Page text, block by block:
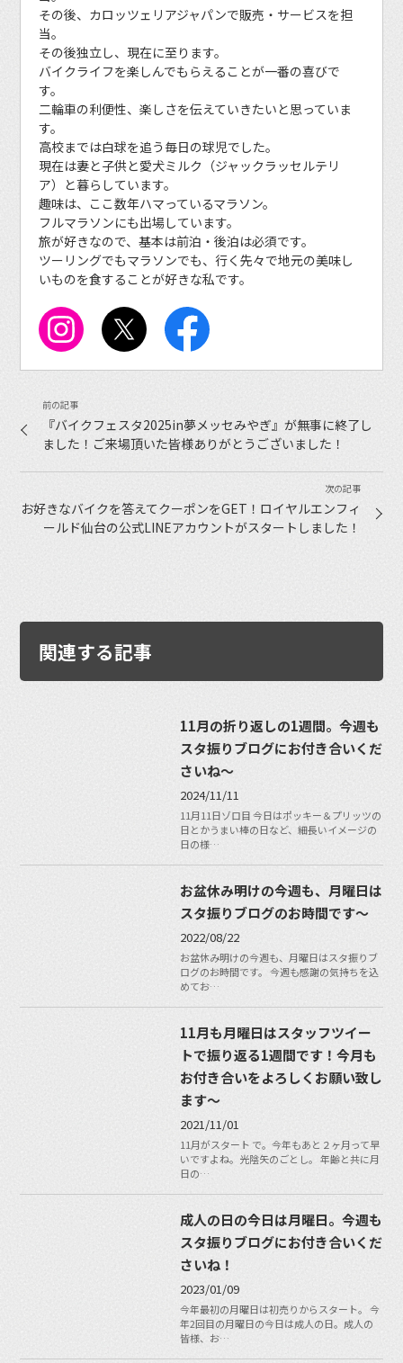
その後、カロッツェリアジャパンで販売・サービスを担
当。
その後独立し、現在に至ります。
バイクライフを楽しんでもらえることが一番の喜びで
す。
二輪車の利便性、楽しさを伝えていきたいと思っていま
す。
高校までは白球を追う毎日の球児でした。
現在は妻と子供と愛犬ミルク（ジャックラッセルテリ
ア）と暮らしています。
趣味は、ここ数年ハマっているマラソン。
フルマラソンにも出場しています。
旅が好きなので、基本は前泊・後泊は必須です。
ツーリングでもマラソンでも、行く先々で地元の美味し
いものを食することが好きな私です。
『バイクフェスタ2025in夢メッセみやぎ』が無事に終了し
ました！ご来場頂いた皆様ありがとうございました！
お好きなバイクを答えてクーポンをGET！ロイヤルエンフィ
ールド仙台の公式LINEアカウントがスタートしました！
関連する記事
11月の折り返しの1週間。今週も
スタ振りブログにお付き合いくだ
さいね〜
2024/11/11
11月11日ゾロ目 今日はポッキー＆プリッツの
日とかうまい棒の日など、細長いイメージの
日の様…
お盆休み明けの今週も、月曜日は
スタ振りブログのお時間です〜
2022/08/22
お盆休み明けの今週も、月曜日はスタ振りブ
ログのお時間です。 今週も感謝の気持ちを込
めてお…
11月も月曜日はスタッフツイー
トで振り返る1週間です！今月も
お付き合いをよろしくお願い致し
ます〜
2021/11/01
11月がスタート で。今年もあと２ヶ月って早
いですよね。光陰矢のごとし。 年齢と共に月
日の…
成人の日の今日は月曜日。今週も
スタ振りブログにお付き合いくだ
さいね！
2023/01/09
今年最初の月曜日は初売りからスタート。 今
年2回目の月曜日の今日は成人の日。成人の
皆様、お…